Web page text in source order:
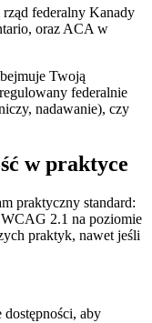
rząd federalny Kanady
oraz ACA w
Twoją
federalnie
nadawanie), czy
w praktyce
praktyczny standard:
2.1 na poziomie
praktyk, nawet jeśli
dostępności, aby